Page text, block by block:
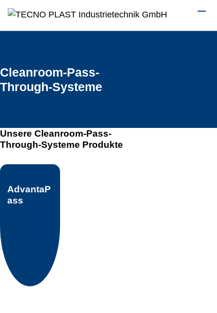
Skip to main content
Cleanroom-Pass-
Through-Systeme
Unsere Cleanroom-Pass-
Through-Systeme Produkte
AdvantaP
ass